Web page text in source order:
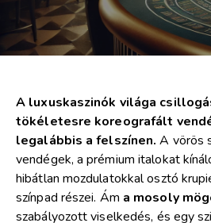
A luxuskaszinók világa
tökéletesre koreografált
legalábbis a felszínen. A vörös
vendégek, a prémium italokat
hibátlan mozdulatokkal osztó
színpad részei. Ám a mosoly
szabályozott viselkedés, és egy